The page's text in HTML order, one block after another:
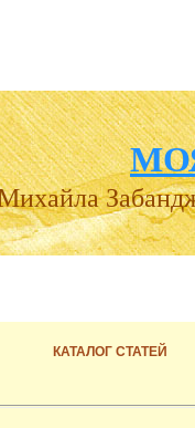
КАТАЛОГ СТАТЕЙ